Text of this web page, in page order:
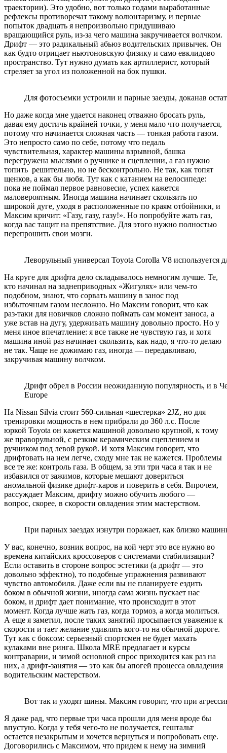
траектории). Это удобно, вот только годами выработанные
рефлексы противоречат такому волюнтаризму, и первые
попыток двадцать я непроизвольно придушиваю
вращающийся руль, из-за чего машина закручивается волчком.
Дрифт — это радикальный абьюз водительских привычек. Он
как будто отрицает ньютоновскую физику и само евклидово
пространство. Тут нужно думать как артиллерист, который
стреляет за угол из положенной на бок пушки.
Для фотосъемки устроили и парные заезды, доканав
Но даже когда мне удается наконец отважно бросать руль,
давая ему достичь крайней точки, у меня мало что получается,
потому что начинается сложная часть — тонкая работа газом.
Это непросто само по себе, потому что педаль
чувствительная, характер машины взрывной, башка
перегружена мыслями о ручнике и сцеплении, а газ нужно
топить решительно, но не бесконтрольно. Не так, как топят
щенков, а как бы любя. Тут как с катанием на велосипеде:
пока не поймал первое равновесие, успех кажется
маловероятным. Иногда машина начинает скользить по
широкой дуге, уходя в расположенные по краям отбойники, и
Максим кричит: «Газу, газу, газу!». Но попробуйте жать газ,
когда вас тащит на препятствие. Для этого нужно полностью
перепрошить свои мозги.
Леворульный универсал Toyota Corolla V8 используется
На круге для дрифта дело складывалось немногим лучше. Те,
кто начинал на заднеприводных «Жигулях» или чем-то
подобном, знают, что сорвать машину в занос под
избыточным газом несложно. Но Максим говорит, что как
раз-таки для новичков сложно поймать сам момент заноса, а
уже встав на дугу, удерживать машину довольно просто. Но у
меня иное впечатление: я все также не чувствую газ, и хотя
машина иной раз начинает скользить, как надо, я что-то делаю
не так. Чаще не дожимаю газ, иногда — передавливаю,
закручивая машину волчком.
Дрифт обрел в России неожиданную популярность, и в
Europe
На Nissan Silvia стоит 560-сильная «шестерка» 2JZ, но для
тренировки мощность в нем прибрали до 360 л.с. После
юркой Toyota он кажется машиной довольно крупной, к тому
же праворульной, с резким керамическим сцеплением и
ручником под левой рукой. И хотя Максим говорит, что
дрифтовать на нем легче, сходу мне так не кажется. Проблемы
все те же: контроль газа. В общем, за эти три часа я так и не
избавился от зажимов, которые мешают довериться
аномальной физике дрифт-каров и поверить в себя. Впрочем,
рассуждает Максим, дрифту можно обучить любого —
вопрос, скорее, в скорости овладения этим мастерством.
При парных заездах изнутри поражает, как близко
У вас, конечно, возник вопрос, на кой черт это все нужно во
времена китайских кроссоверов с системами стабилизации?
Если оставить в стороне вопрос эстетики (а дрифт — это
довольно эффектно), то подобные упражнения развивают
чувство автомобиля. Даже если вы не планируете ездить
боком в обычной жизни, иногда сама жизнь пускает нас
боком, и дрифт дает понимание, что происходит в этот
момент. Когда лучше жать газ, когда тормоз, а когда молиться.
А еще я заметил, после таких занятий просыпается уважение к
скорости и тает желание удивлять кого-то на обычной дороге.
Тут как с боксом: серьезный спортсмен не будет махать
кулаками вне ринга. Школа MRE предлагает и курсы
контраварии, и зимой основной спрос приходится как раз на
них, а дрифт-занятия — это как бы апогей процесса овладения
водительским мастерством.
Вот так и уходят шины. Максим говорит, что при
Я даже рад, что первые три часа прошли для меня вроде бы
впустую. Когда у тебя чего-то не получается, гештальт
остается незакрытым и хочется вернуться и попробовать еще.
Договорились с Максимом, что придем к нему на зимний